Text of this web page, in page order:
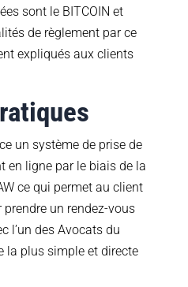
sont le BITCOIN et
de règlement par ce
expliqués aux clients
un système de prise de
en ligne par le biais de la
ce qui permet au client
prendre un rendez-vous
l’un des Avocats du
la plus simple et directe